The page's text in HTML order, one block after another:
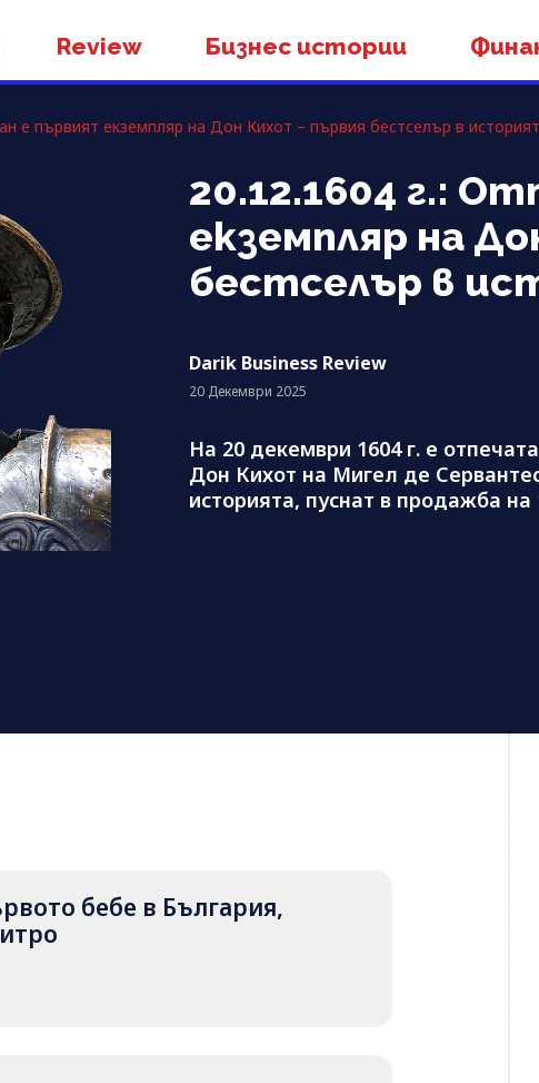
Review Бизнес истории
е първият екземпляр на Дон Кихот – първия бестселър в
20.12.1604 г.:
екземпляр на
бестселър в
Darik Business Review
20 Декември 2025
На 20 декември 1604 г. е
Дон Кихот на Мигел де
историята, пуснат в продажба на
бебе в България,